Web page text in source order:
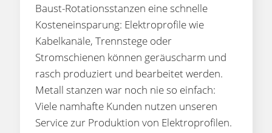
Baust-Rotationsstanzen eine schnelle
Kosteneinsparung: Elektroprofile wie
Kabelkanäle, Trennstege oder
Stromschienen können geräuscharm und
rasch produziert und bearbeitet werden.
Metall stanzen war noch nie so einfach:
Viele namhafte Kunden nutzen unseren
Service zur Produktion von Elektroprofilen.